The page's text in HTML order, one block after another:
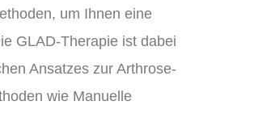
um Ihnen eine
GLAD-Therapie ist dabei
Ansatzes zur Arthrose-
wie Manuelle